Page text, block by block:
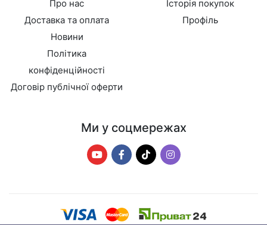
Про нас
Доставка та оплата
Новини
Політика
конфіденційності
Договір публічної оферти
Історія покупок
Профіль
Ми у соцмережах